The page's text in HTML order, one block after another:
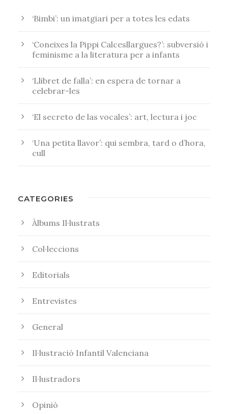
‘Bimbi’: un imatgiari per a totes les edats
‘Coneixes la Pippi Calcesllargues?’: subversió i
feminisme a la literatura per a infants
‘Llibret de falla’: en espera de tornar a
celebrar-les
‘El secreto de las vocales’: art, lectura i joc
‘Una petita llavor’: qui sembra, tard o d’hora,
cull
CATEGORIES
Àlbums Il·lustrats
Col·leccions
Editorials
Entrevistes
General
Il·lustració Infantil Valenciana
Il·lustradors
Opinió